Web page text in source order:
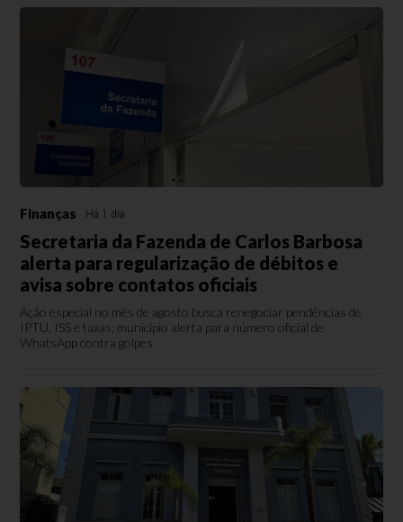
Finanças Há 1 dia
Secretaria da Fazenda de Carlos Barbosa
alerta para regularização de débitos e
avisa sobre contatos oficiais
Ação especial no mês de agosto busca renegociar pendências de
IPTU, ISS e taxas; município alerta para número oficial de
WhatsApp contra golpes